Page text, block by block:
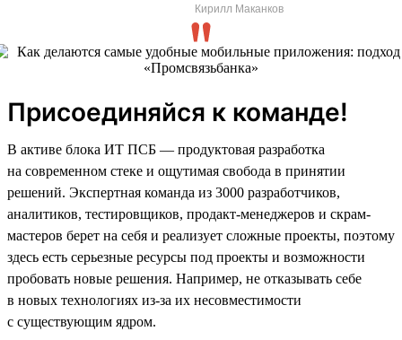
Кирилл Маканков
Присоединяйся к команде!
В активе блока ИТ ПСБ — продуктовая разработка
на современном стеке и ощутимая свобода в принятии
решений. Экспертная команда из 3000 разработчиков,
аналитиков, тестировщиков, продакт-менеджеров и скрам-
мастеров берет на себя и реализует сложные проекты, поэтому
здесь есть серьезные ресурсы под проекты и возможности
пробовать новые решения. Например, не отказывать себе
в новых технологиях из-за их несовместимости
с существующим ядром.